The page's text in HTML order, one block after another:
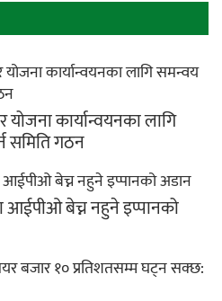
योजना कार्यान्वयनका लागि
समिति गठन
आईपीओ बेच्न नहुने इप्पानको